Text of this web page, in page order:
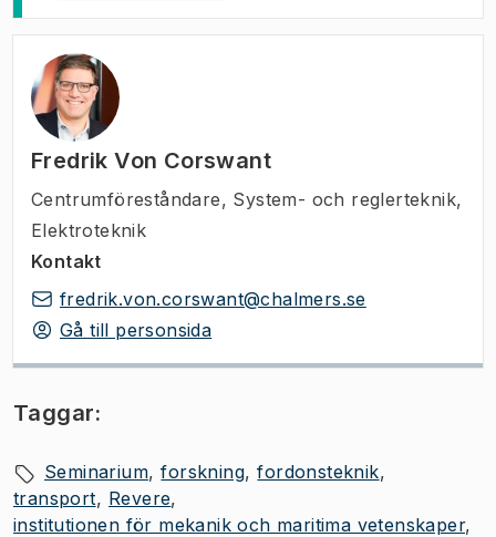
Fredrik Von Corswant
Centrumföreståndare, System- och reglerteknik,
Elektroteknik
Kontakt
fredrik.von.corswant@chalmers.se
Gå till personsida
Taggar:
Seminarium forskning fordonsteknik
transport
Revere
institutionen för mekanik och maritima vetenskaper